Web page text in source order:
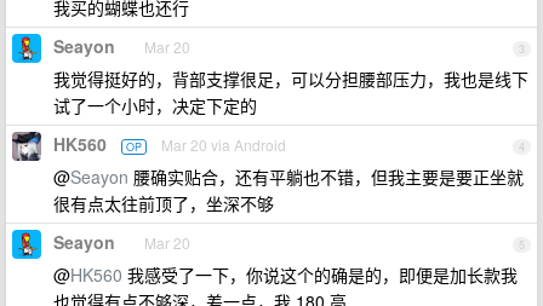
我买的蝴蝶也还行
3
Seayon Mar 20
我觉得挺好的，背部支撑很足，可以分担腰部压力，我也是线下
试了一个小时，决定下定的
4
HK560 OP Mar 20 via Android
@Seayon 腰确实贴合，还有平躺也不错，但我主要是要正坐就
很有点太往前顶了，坐深不够
5
Seayon Mar 20
@HK560 我感受了一下，你说这个的确是的，即便是加长款我
也觉得有点不够深，差一点，我 180 高